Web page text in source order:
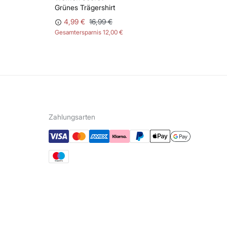
Grünes Trägershirt
4,99 € 16,99 €
Gesamtersparnis 12,00 €
Zahlungsarten